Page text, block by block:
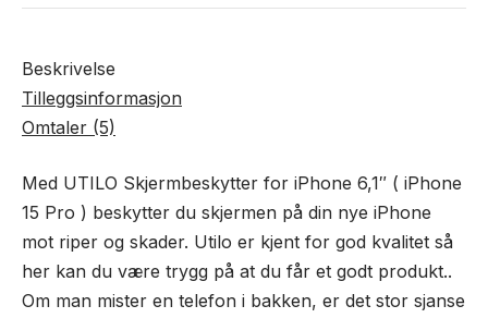
Beskrivelse
Tilleggsinformasjon
Omtaler (5)
Med UTILO Skjermbeskytter for iPhone 6,1″ ( iPhone
15 Pro ) beskytter du skjermen på din nye iPhone
mot riper og skader. Utilo er kjent for god kvalitet så
her kan du være trygg på at du får et godt produkt..
Om man mister en telefon i bakken, er det stor sjanse